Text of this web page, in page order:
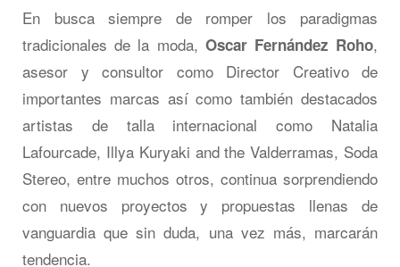
En busca siempre de romper los paradigmas
tradicionales de la moda, Oscar Fernández Roho,
asesor y consultor como Director Creativo de
importantes marcas así como también destacados
artistas de talla internacional como Natalia
Lafourcade, Illya Kuryaki and the Valderramas, Soda
Stereo, entre muchos otros, continua sorprendiendo
con nuevos proyectos y propuestas llenas de
vanguardia que sin duda, una vez más, marcarán
tendencia.